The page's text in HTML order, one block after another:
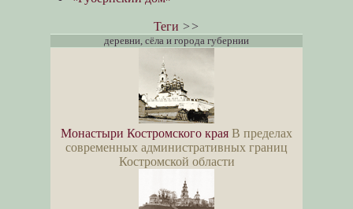
Теги >>
деревни, сёла и города губернии
Монастыри Костромского края В пределах
современных административных границ
Костромской области